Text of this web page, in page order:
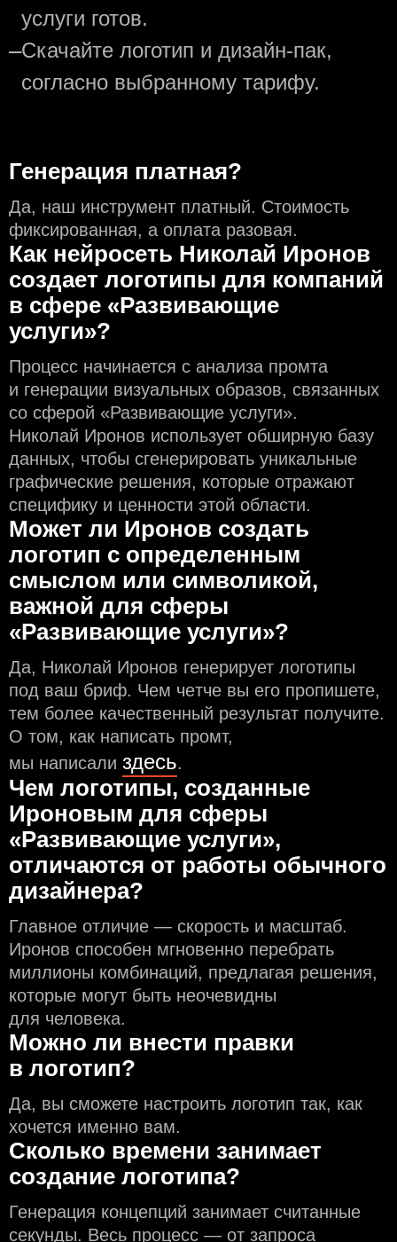
услуги готов.
—Скачайте логотип и дизайн-пак,
согласно выбранному тарифу.
Генерация платная?
Да, наш инструмент платный. Стоимость
фиксированная, а оплата разовая.
Как нейросеть Николай Иронов
создаeт логотипы для компаний
в сфере «Развивающие
услуги»?
Процесс начинается с анализа промта
и генерации визуальных образов, связанных
со сферой «Развивающие услуги».
Николай Иронов использует обширную базу
данных, чтобы сгенерировать уникальные
графические решения, которые отражают
специфику и ценности этой области.
Может ли Иронов создать
логотип с определeнным
смыслом или символикой,
важной для сферы
«Развивающие услуги»?
Да, Николай Иронов генерирует логотипы
под ваш бриф. Чем чeтче вы его пропишете,
тем более качественный результат получите.
О том, как написать промт,
мы написали здесь.
Чем логотипы, созданные
Ироновым для сферы
«Развивающие услуги»,
отличаются от работы обычного
дизайнера?
Главное отличие — скорость и масштаб.
Иронов способен мгновенно перебрать
миллионы комбинаций, предлагая решения,
которые могут быть неочевидны
для человека.
Можно ли внести правки
в логотип?
Да, вы сможете настроить логотип так, как
хочется именно вам.
Сколько времени занимает
создание логотипа?
Генерация концепций занимает считанные
секунды. Весь процесс — от запроса